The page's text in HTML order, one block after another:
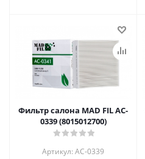
Фильтр салона MAD FIL AC-
0339 (8015012700)
Артикул: AC-0339